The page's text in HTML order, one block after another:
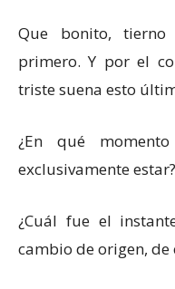
Que bonito,
primero. Y por el
triste suena esto
¿En qué
exclusivamente estar?
¿Cuál fue el
cambio de origen, de